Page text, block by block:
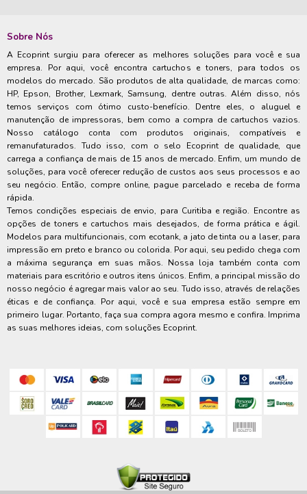
Sobre Nós
A Ecoprint surgiu para oferecer as melhores soluções para você e sua
empresa. Por aqui, você encontra cartuchos e toners, para todos os
modelos do mercado. São produtos de alta qualidade, de marcas como:
HP, Epson, Brother, Lexmark, Samsung, dentre outras. Além disso, nós
temos serviços com ótimo custo-benefício. Dentre eles, o aluguel e
manutenção de impressoras, bem como a compra de cartuchos vazios.
Nosso catálogo conta com produtos originais, compatíveis e
remanufaturados. Tudo isso, com o selo Ecoprint de qualidade, que
carrega a confiança de mais de 15 anos de mercado. Enfim, um mundo de
soluções, para você oferecer redução de custos aos seus processos e ao
seu negócio. Então, compre online, pague parcelado e receba de forma
rápida.
Temos condições especiais de envio, para Curitiba e região. Encontre as
opções de toners e cartuchos mais desejados, de forma prática e ágil.
Modelos para multifuncionais, com ecotank, a jato de tinta ou a laser, para
impressão em preto e branco ou colorida. Por aqui, seu pedido chega com
a máxima segurança em suas mãos. Nossa loja também conta com
materiais para escritório e outros itens únicos. Enfim, a principal missão do
nosso negócio é agregar mais valor ao seu. Tudo isso, através de relações
éticas e de confiança. Por aqui, você e sua empresa estão sempre em
primeiro lugar. Portanto, faça sua compra agora mesmo e confira. Imprima
as suas melhores ideias, com soluções Ecoprint.